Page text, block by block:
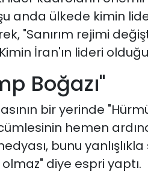
anda ülkede kimin
"Sanırım rejimi
İran'ın lideri
Boğazı"
bir yerinde
hemen
bunu
olmaz" diye espri yaptı.